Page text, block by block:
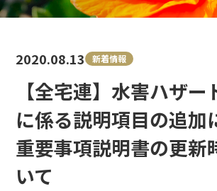
【全宅連】水害ハザ
に係る説明項目の追加
重要事項説明書の更新
いて
2020.08.13 新着情報